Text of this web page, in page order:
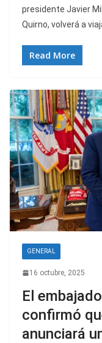
presidente Javier
Quirno, volverá a
Read More
GENERAL
16 octubre, 2025
El
confirmó
anunciará